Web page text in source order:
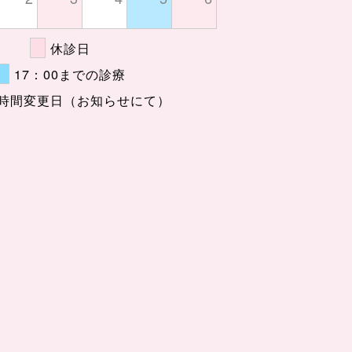
休診日
17：00までの診療
間変更日（お知らせにて）